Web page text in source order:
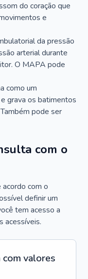
do coração que
e
da pressão
arterial durante
O MAPA pode
como um
grava os batimentos
pode ser
com o
com o
definir um
tem acesso a
acessíveis.
valores